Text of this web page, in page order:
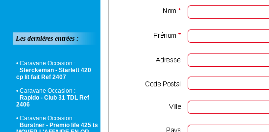
Les dernières entrées :
• Caravane Occasion :
Sterckeman - Starlett 420
cp lit fait Ref 2407
• Caravane Occasion :
Rapido - Club 31 TDL Ref
2406
• Caravane Occasion :
Burstner - Premio life 425 ts